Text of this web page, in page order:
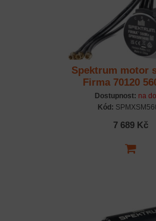
Spektrum motor
Firma 70120
8mm
Dostupnost: na
Kód:
7 689 Kč